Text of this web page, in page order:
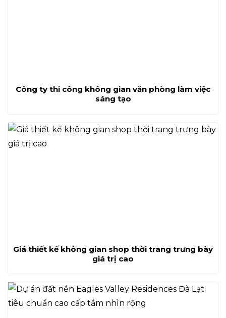
Công ty thi công không gian văn phòng làm việc
sáng tạo
Giá thiết kế không gian shop thời trang trưng bày
giá trị cao